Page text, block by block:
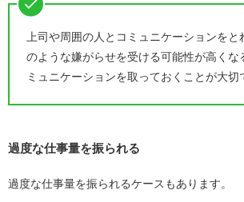
上司や周囲の人とコミュニケーションをと
のような嫌がらせを受ける可能性が高くな
ミュニケーションを取っておくことが大切
過度な仕事量を振られる
過度な仕事量を振られるケースもあります。